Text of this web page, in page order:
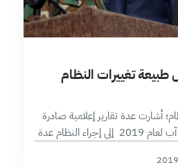
طبيعة تغييرات النظام
أشارت عدة تقارير إعلامية صادرة
في الأسبوع الأول من شهر آب لعام 2019 إلى إجراء النظام عدة
القوى الأمنية والتي…